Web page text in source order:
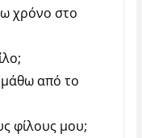
χρόνο στο
από το
φίλους μου;